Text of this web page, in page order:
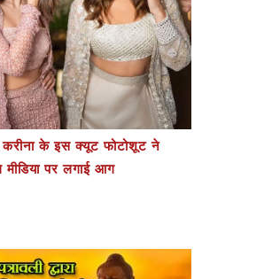
के इस क्यूट फोटोशूट ने
मीडिया पर लगाई आग